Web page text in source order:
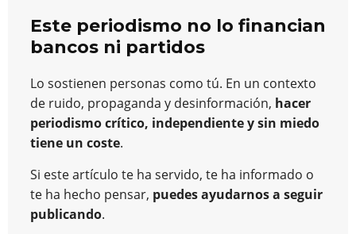
Este periodismo no lo financian
bancos ni partidos
Lo sostienen personas como tú. En un contexto
de ruido, propaganda y desinformación, hacer
periodismo crítico, independiente y sin miedo
tiene un coste.
Si este artículo te ha servido, te ha informado o
te ha hecho pensar, puedes ayudarnos a seguir
publicando.